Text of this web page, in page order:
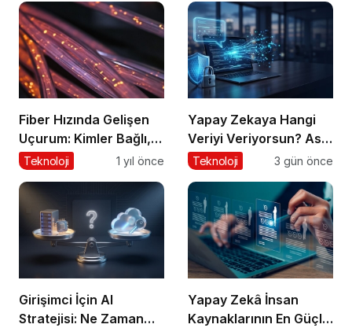
Fiber Hızında Gelişen
Uçurum: Kimler Bağlı,
Kimler Dışarıda
Teknoloji 1 yıl önce
Yapay Zekaya Hangi
Veriyi Veriyorsun? Asıl
Risk Ürettiğin Değil,
Teknoloji 3 gün önce
Girişimci İçin AI
Stratejisi: Ne Zaman
Yapay Zekâ İnsan
Kaynaklarının En Güçlü